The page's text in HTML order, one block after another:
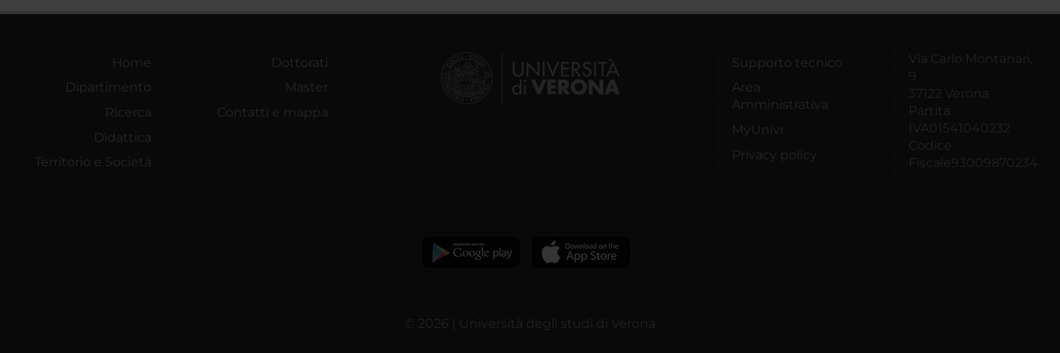
Home
Dipartimento
Ricerca
Didattica
Territorio e Società
Dottorati
Master
Contatti e mappa
Supporto tecnico
Area
Amministrativa
MyUnivr
Privacy policy
Via Carlo Montanari,
9
37122 Verona
Partita
IVA01541040232
Codice
Fiscale93009870234
© 2026 | Università degli studi di Verona